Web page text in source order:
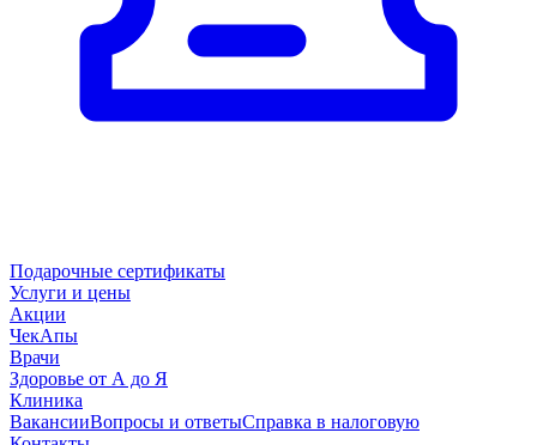
Подарочные сертификаты
Услуги и цены
Акции
ЧекАпы
Врачи
Здоровье от А до Я
Клиника
ВакансииВопросы и ответыСправка в налоговую